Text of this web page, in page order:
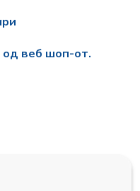
од веб шоп-от.